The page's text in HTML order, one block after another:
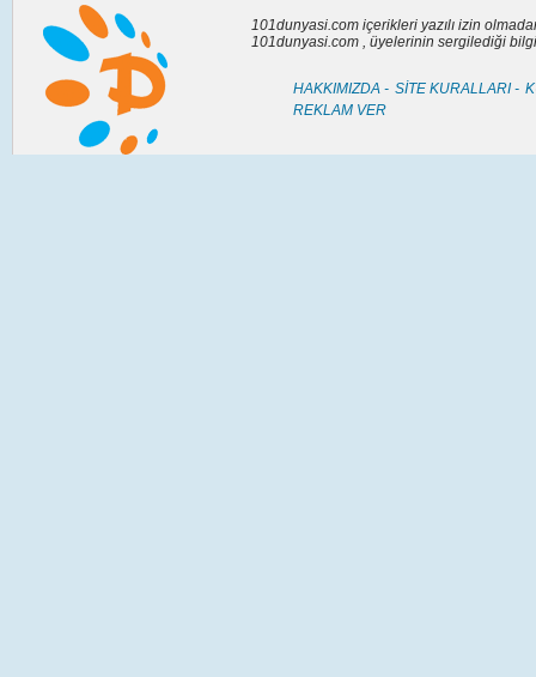
101dunyasi.com içerikleri yazılı izin
101dunyasi.com , üyelerinin sergilediği
HAKKIMIZDA - SİTE KURALLARI -
REKLAM VER